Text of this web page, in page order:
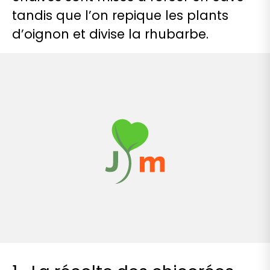
tandis que l’on repique les plants
d’oignon et divise la rhubarbe.